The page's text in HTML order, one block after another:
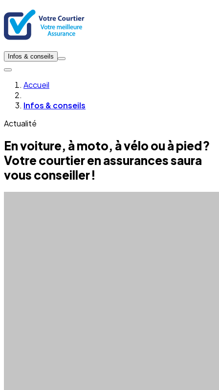
Infos & conseils
Accueil
Infos & conseils
Actualité
En voiture, à moto, à vélo ou à pied ?
Votre courtier en assurances saura
vous conseiller !